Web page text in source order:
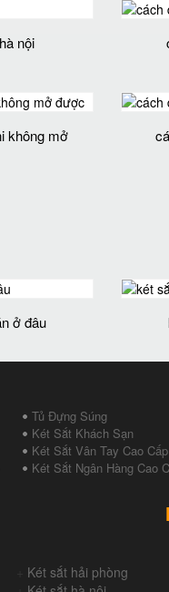
nội
không mở
ở đâu
Tủ Đựng Súng
Két Sắt Khách Sạn
Két Sắt Vân Tay Cao Cấp
Két Sắt Ngân Hàng Cao
Két sắt hải phòng